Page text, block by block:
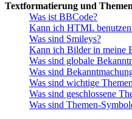
Textformatierung und
Was ist BBCode?
Kann ich HTML
Was sind Smileys?
Kann ich Bilder in meine
Was sind globale
Was sind
Was sind wichtige
Was sind geschlossene
Was sind Themen-